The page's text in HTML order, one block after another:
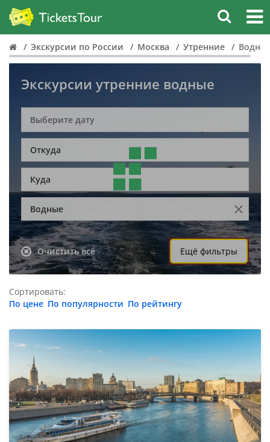
Экскурсии по России Москва Утренние
Экскурсии утренние водные
Откуда
Куда
Водные
Очистить всё Ещё фильтры
Сортировать:
По цене По популярности По рейтингу